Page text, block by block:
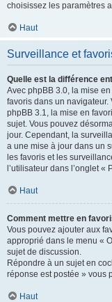
choisissez les paramètres
Haut
Surveillance et
Quelle est la différence
Avec phpBB 3.0, la mise
favoris dans un navigateur.
phpBB 3.1, la mise en
sujet. Vous pouvez
jour. Cependant, la
a une mise à jour dans un
les favoris et les
l’utilisateur dans l’onglet «
Haut
Comment mettre en
Vous pouvez ajouter aux
approprié dans le menu «
sujet de discussion.
Répondre à un sujet en
réponse est postée » vous
Haut